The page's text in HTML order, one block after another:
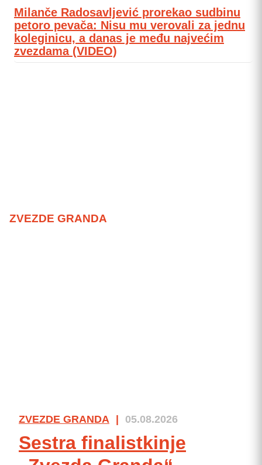
Milanče Radosavljević prorekao sudbinu
petoro pevača: Nisu mu verovali za jednu
koleginicu, a danas je među najvećim
zvezdama (VIDEO)
ZVEZDE GRANDA
ZVEZDE GRANDA | 05.08.2026
Sestra finalistkinje